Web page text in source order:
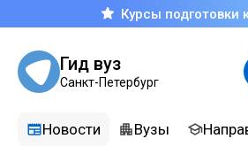
Курсы подготовки
Гид вуз
Санкт-Петербург
Новости Вузы